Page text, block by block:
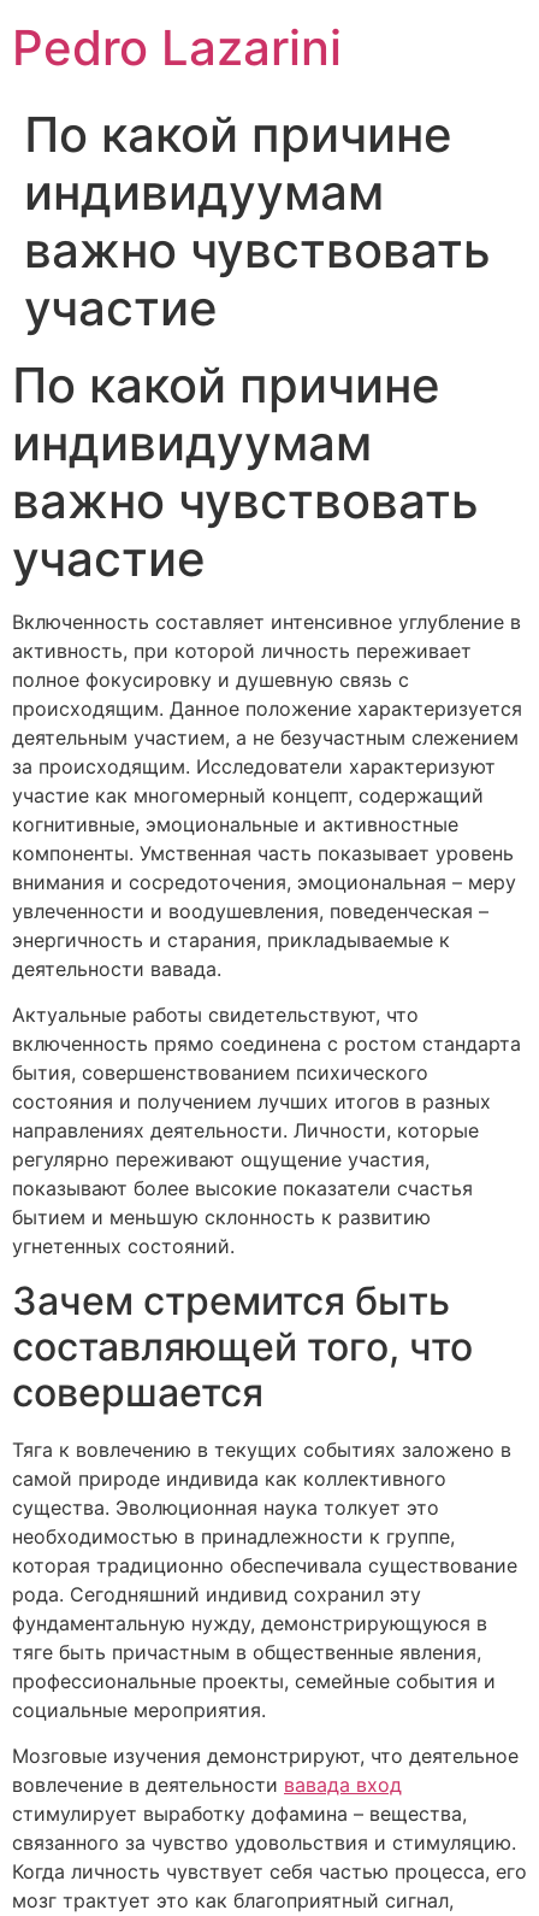
Pedro Lazarini
По какой причине
индивидуумам
важно чувствовать
участие
По какой причине
индивидуумам
важно чувствовать
участие
Включенность составляет интенсивное углубление в
активность, при которой личность переживает
полное фокусировку и душевную связь с
происходящим. Данное положение характеризуется
деятельным участием, а не безучастным слежением
за происходящим. Исследователи характеризуют
участие как многомерный концепт, содержащий
когнитивные, эмоциональные и активностные
компоненты. Умственная часть показывает уровень
внимания и сосредоточения, эмоциональная – меру
увлеченности и воодушевления, поведенческая –
энергичность и старания, прикладываемые к
деятельности вавада.
Актуальные работы свидетельствуют, что
включенность прямо соединена с ростом стандарта
бытия, совершенствованием психического
состояния и получением лучших итогов в разных
направлениях деятельности. Личности, которые
регулярно переживают ощущение участия,
показывают более высокие показатели счастья
бытием и меньшую склонность к развитию
угнетенных состояний.
Зачем стремится быть
составляющей того, что
совершается
Тяга к вовлечению в текущих событиях заложено в
самой природе индивида как коллективного
существа. Эволюционная наука толкует это
необходимостью в принадлежности к группе,
которая традиционно обеспечивала существование
рода. Сегодняшний индивид сохранил эту
фундаментальную нужду, демонстрирующуюся в
тяге быть причастным в общественные явления,
профессиональные проекты, семейные события и
социальные мероприятия.
Мозговые изучения демонстрируют, что деятельное
вовлечение в деятельности вавада вход
стимулирует выработку дофамина – вещества,
связанного за чувство удовольствия и стимуляцию.
Когда личность чувствует себя частью процесса, его
мозг трактует это как благоприятный сигнал,